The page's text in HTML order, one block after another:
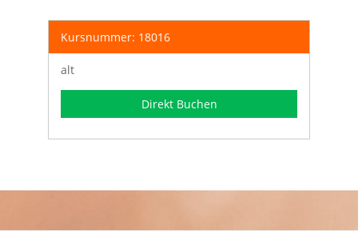
Kursnummer: 18016
alt
Direkt Buchen